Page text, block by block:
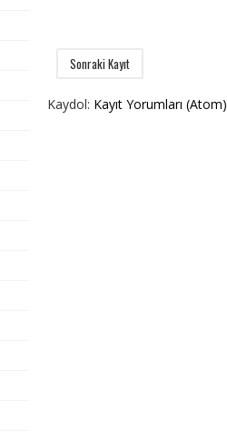
Sonraki Kayıt
Kaydol: Kayıt Yorumları (Atom)